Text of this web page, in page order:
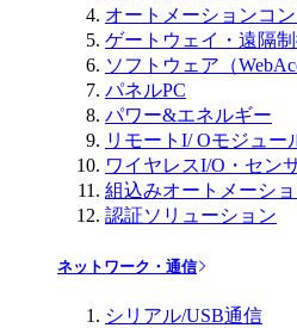
オートメーションコ
ゲートウェイ・遠隔制
ソフトウェア（
パネルPC
パワー&エネルギー
リモートI/ Oモジュー
ワイヤレスI/O・セン
組込みオートメーシ
認証ソリューション
ネットワーク・通信
シリアル/USB通信